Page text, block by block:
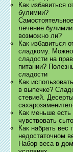
Как избавиться
булимии?
Самостоятельное
лечение
возможно ли?
Как избавиться
сладкому.
сладости на
питании?
сладости
Как
в выпечке?
стевией.
Как меньше есть
чувствовать
Как набрать вес
недостаточном
Набор веса в